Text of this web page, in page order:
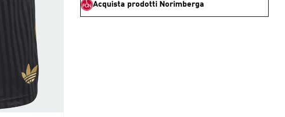
Acquista prodotti Norimberga